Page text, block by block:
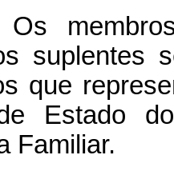
suplentes
que
Estado
Familiar.